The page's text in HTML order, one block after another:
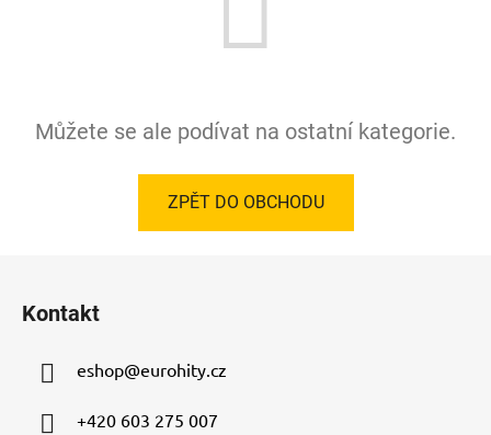
Můžete se ale podívat na ostatní kategorie.
ZPĚT DO OBCHODU
Kontakt
eshop@eurohity.cz
+420 603 275 007